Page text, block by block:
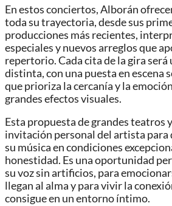
En estos conciertos, Alborán
toda su trayectoria, desde sus
producciones más recientes,
especiales y nuevos arreglos que
repertorio. Cada cita de la gira será
distinta, con una puesta en escena
que prioriza la cercanía y la
grandes efectos visuales.
Esta propuesta de grandes teatros
invitación personal del artista
su música en condiciones
honestidad. Es una oportunidad
su voz sin artificios, para
llegan al alma y para vivir la
consigue en un entorno íntimo.